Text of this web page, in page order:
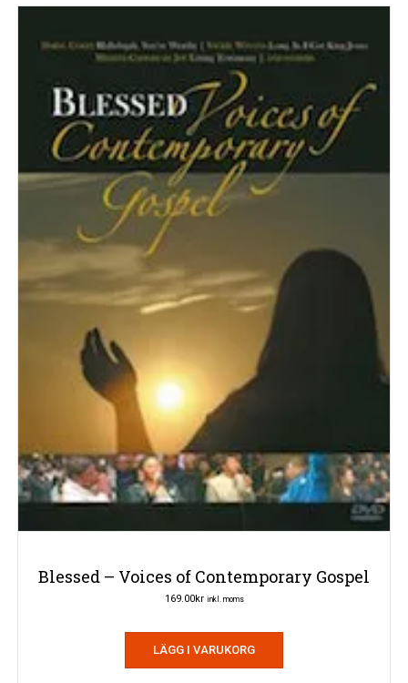
Blessed – Voices of Contemporary Gospel
169.00kr inkl. moms
LÄGG I VARUKORG